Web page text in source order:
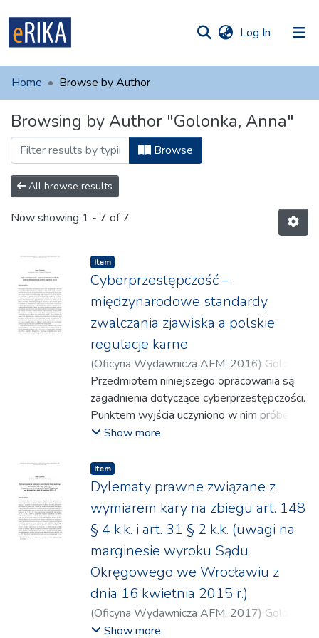
Log In (current)
UAFM
For authors
Help
Contact
Home Browse by Author
Browsing by Author "Golonka, Anna"
Browse
All browse results
Now showing 1 - 7 of 7
Item
Cyberprzestępczość –
międzynarodowe standardy
zwalczania zjawiska a polskie
regulacje karne
(Oficyna Wydawnicza AFM, 2016) Golonka,
Anna
Przedmiotem niniejszego opracowania są
zagadnienia dotyczące cyberprzestępczości.
Punktem wyjścia uczyniono w nim próbę
wyjaśnienia samego pojęcia
które nasuwa wiele wątpliwości.
Zaprezentowano w nim również zagadnienia
związane z etiologią zjawiska oraz pewne
aspekty wiktymologiczne. Takie podejście
umożliwia przeprowadzenie w następnej
kolejności analizy dogmatycznej regulacji
prawnokarnych odnoszących się do
zasadniczej problematyki poruszanej w tym
opracowaniu.
Jak sygnalizuje to jego tytuł, przedstawiono
Show more
Item
Dylematy prawne związane z
wymiarem kary na zbiegu art. 148
§ 4 k.k. i art. 31 § 2 k.k. (uwagi na
marginesie wyroku Sądu
Okręgowego we Wrocławiu z
dnia 16 kwietnia 2015 r.)
(Oficyna Wydawnicza AFM, 2017) Golonka,
AnnaShow more